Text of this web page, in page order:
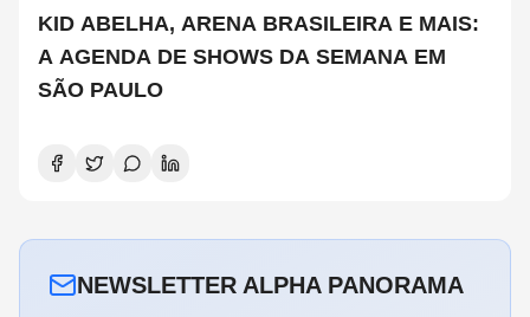
KID ABELHA, ARENA BRASILEIRA E MAIS:
A AGENDA DE SHOWS DA SEMANA EM
SÃO PAULO
NEWSLETTER ALPHA PANORAMA